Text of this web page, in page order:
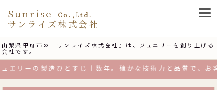
山梨県甲府市の『サンライズ株式会社』は、ジュエリーを創り上げる
会社です。
Sunrise Co.,Ltd.
サンライズ株式会社
ーの製造ひとすじ十数年。確かな技術力と品質で、お客